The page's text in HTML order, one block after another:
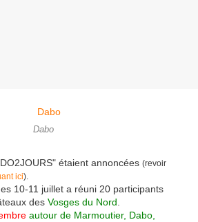
Dabo
étaient annoncées (revoir
ici).
10-11 juillet a réuni 20 participants
des Vosges du Nord
autour de Marmoutier, Dabo,